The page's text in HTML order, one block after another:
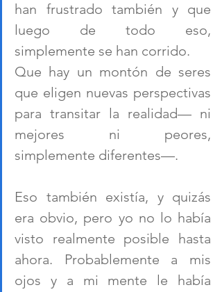
han frustrado también y que
luego de todo eso,
simplemente se han corrido.
Que hay un montón de seres
que eligen nuevas perspectivas
para transitar la realidad— ni
mejores ni peores,
simplemente diferentes—.
Eso también existía, y quizás
era obvio, pero yo no lo había
visto realmente posible hasta
ahora. Probablemente a mis
ojos y a mi mente le había